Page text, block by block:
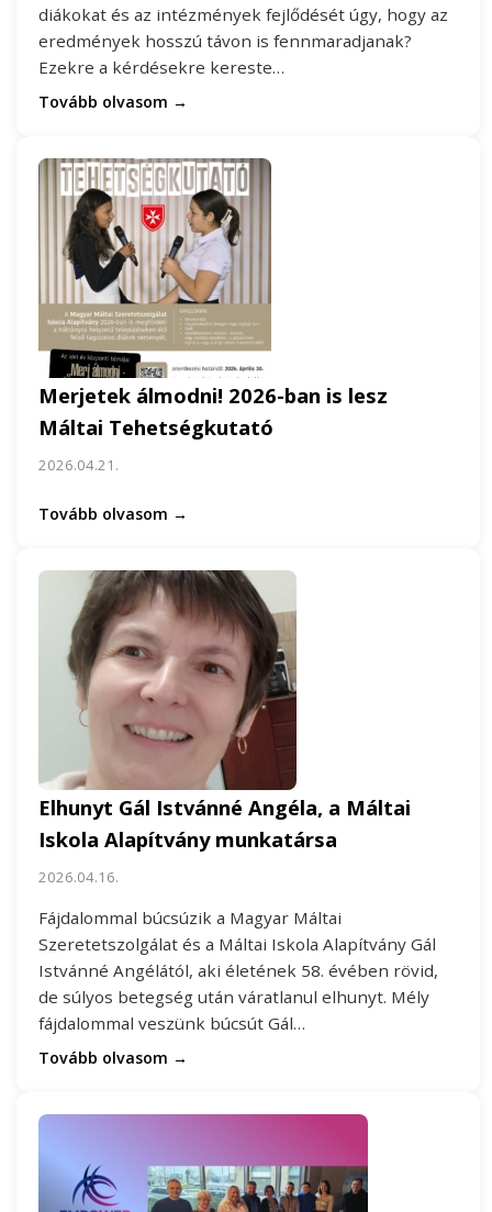
diákokat és az intézmények fejlődését úgy, hogy az
eredmények hosszú távon is fennmaradjanak?
Ezekre a kérdésekre kereste…
Tovább olvasom →
Merjetek álmodni! 2026-ban is lesz
Máltai Tehetségkutató
2026.04.21.
Tovább olvasom →
Elhunyt Gál Istvánné Angéla, a Máltai
Iskola Alapítvány munkatársa
2026.04.16.
Fájdalommal búcsúzik a Magyar Máltai
Szeretetszolgálat és a Máltai Iskola Alapítvány Gál
Istvánné Angélától, aki életének 58. évében rövid,
de súlyos betegség után váratlanul elhunyt. Mély
fájdalommal veszünk búcsút Gál…
Tovább olvasom →